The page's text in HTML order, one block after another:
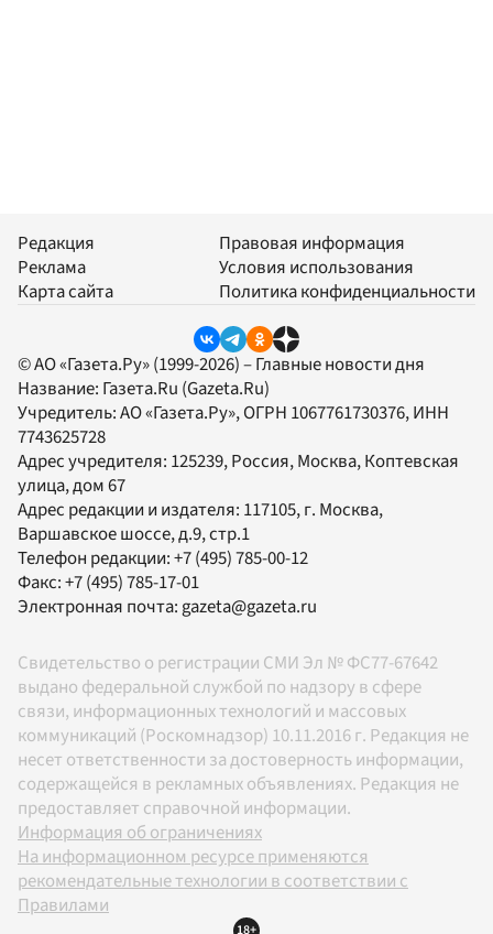
Редакция
Реклама
Карта сайта
Правовая информация
Условия использования
Политика конфиденциальности
© АО «Газета.Ру» (1999-2026) – Главные новости дня
Название: Газета.Ru (Gazeta.Ru)
Учредитель:АО «Газета.Ру», ОГРН 1067761730376, ИНН
7743625728
Адрес учредителя: 125239, Россия, Москва, Коптевская
улица, дом 67
Адрес редакции и издателя: 117105, г. Москва,
Варшавское шоссе, д.9, стр.1
Телефон редакции:+7 (495) 785-00-12
Факс:+7 (495) 785-17-01
Электронная почта: gazeta@gazeta.ru
Свидетельство о регистрации СМИ Эл № ФС77-67642
выдано федеральной службой по надзору в сфере
связи, информационных технологий и массовых
коммуникаций (Роскомнадзор) 10.11.2016 г. Редакция не
несет ответственности за достоверность информации,
содержащейся в рекламных объявлениях. Редакция не
предоставляет справочной информации.
Информация об ограничениях
На информационном ресурсе применяются
рекомендательные технологии в соответствии с
Правилами
18+